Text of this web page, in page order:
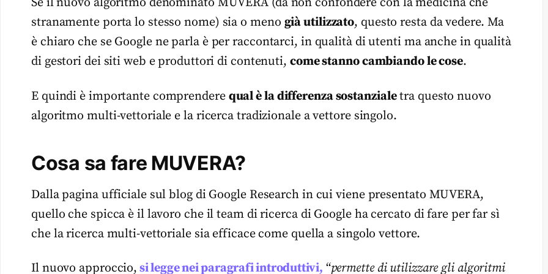
stranamente porta lo stesso nome) sia o meno già utilizzato, questo resta da vedere. Ma
è chiaro che se Google ne parla è per raccontarci, in qualità di utenti ma anche in qualità
di gestori dei siti web e produttori di contenuti, come stanno cambiando le cose.
E quindi è importante comprendere qual è la differenza sostanzialetra questo nuovo
algoritmo multi-vettoriale e la ricerca tradizionale a vettore singolo.
Cosa sa fare MUVERA?
Dalla pagina ufficiale sul blog di Google Research in cui viene presentato MUVERA,
quello che spicca è il lavoro che il team di ricerca di Google ha cercato di fare per far sì
che la ricerca multi-vettoriale sia efficace come quella a singolo vettore.
Il nuovo approccio, si legge nei paragrafi introduttivi, “permette di utilizzare gli algoritmi